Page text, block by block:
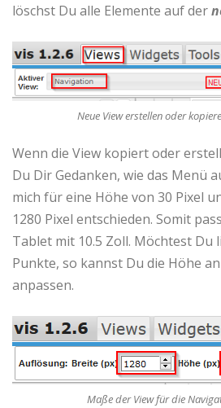
löschst Du alle Elemente auf der
Neue View erstellen oder
Wenn die View kopiert oder
Du Dir Gedanken, wie das Menü
mich für eine Höhe von 30 Pixel
1280 Pixel entschieden. Somit
Tablet mit 10.5 Zoll. Möchtest
Punkte, so kannst Du die Höhe
anpassen.
Maße der View für die